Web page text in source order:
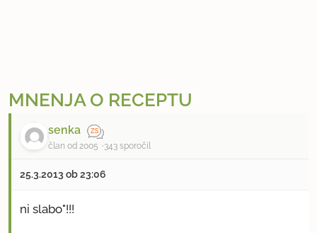
MNENJA O RECEPTU
senka
član od 2005 343 sporočil
25.3.2013 ob 23:06
ni slabo"!!!